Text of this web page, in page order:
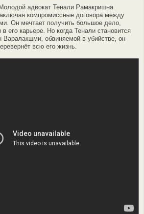
Молодой адвокат Тенали Рамакришна
компромиссные договора между
Он мечтает получить большое дело,
в его карьере. Но когда Тенали становится
Варалакшми, обвиняемой в убийстве, он
всю его жизнь.